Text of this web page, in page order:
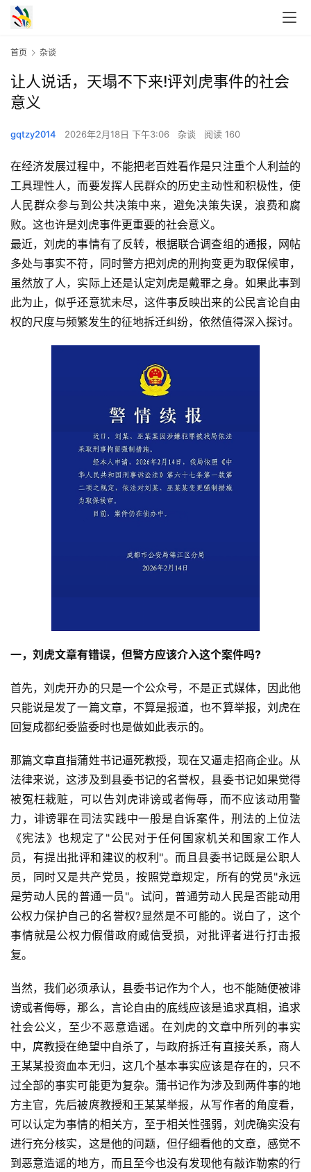
首页 杂谈
让人说话，天塌不下来!评刘虎事件的社会
意义
gqtzy2014 2026年2月18日 下午3:06 杂谈 阅读 160
在经济发展过程中，不能把老百姓看作是只注重个人利益的
工具理性人，而要发挥人民群众的历史主动性和积极性，使
人民群众参与到公共决策中来，避免决策失误，浪费和腐
败。这也许是刘虎事件更重要的社会意义。
最近，刘虎的事情有了反转，根据联合调查组的通报，网帖
多处与事实不符，同时警方把刘虎的刑拘变更为取保候审，
虽然放了人，实际上还是认定刘虎是戴罪之身。如果此事到
此为止，似乎还意犹未尽，这件事反映出来的公民言论自由
权的尺度与频繁发生的征地拆迁纠纷，依然值得深入探讨。
一，刘虎文章有错误，但警方应该介入这个案件吗?
首先，刘虎开办的只是一个公众号，不是正式媒体，因此他
只能说是发了一篇文章，不算是报道，也不算举报，刘虎在
回复成都纪委监委时也是做如此表示的。
那篇文章直指蒲姓书记逼死教授，现在又逼走招商企业。从
法律来说，这涉及到县委书记的名誉权，县委书记如果觉得
被冤枉栽赃，可以告刘虎诽谤或者侮辱，而不应该动用警
力，诽谤罪在司法实践中一般是自诉案件，刑法的上位法
《宪法》也规定了"公民对于任何国家机关和国家工作人
员，有提出批评和建议的权利"。而且县委书记既是公职人
员，同时又是共产党员，按照党章规定，所有的党员"永远
是劳动人民的普通一员"。试问，普通劳动人民是否能动用
公权力保护自己的名誉权?显然是不可能的。说白了，这个
事情就是公权力假借政府威信受损，对批评者进行打击报
复。
当然，我们必须承认，县委书记作为个人，也不能随便被诽
谤或者侮辱，那么，言论自由的底线应该是追求真相，追求
社会公义，至少不恶意造谣。在刘虎的文章中所列的事实
中，庹教授在绝望中自杀了，与政府拆迁有直接关系，商人
王某某投资血本无归，这几个基本事实应该是存在的，只不
过全部的事实可能更为复杂。蒲书记作为涉及到两件事的地
方主官，先后被庹教授和王某某举报，从写作者的角度看，
可以认定为事情的相关方，至于相关性强弱，刘虎确实没有
进行充分核实，这是他的问题，但仔细看他的文章，感觉不
到恶意造谣的地方，而且至今也没有发现他有敲诈勒索的行